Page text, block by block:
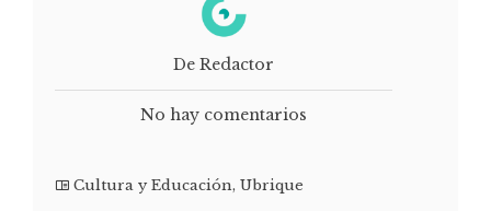
De Redactor
No hay comentarios
Cultura y Educación, Ubrique